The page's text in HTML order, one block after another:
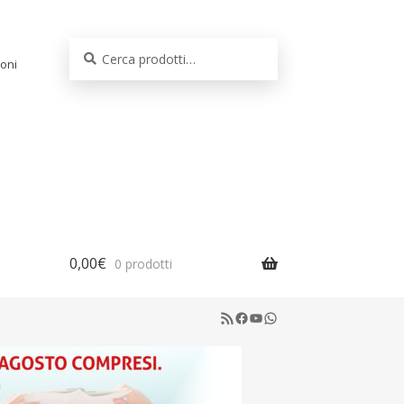
0,00€ 0 prodotti
RSS Feed
Facebook
YouTube
WhatsApp